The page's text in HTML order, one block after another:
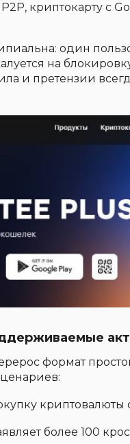
криптокарту с
один
на
и претензии
формат
криптовалюты
более 100